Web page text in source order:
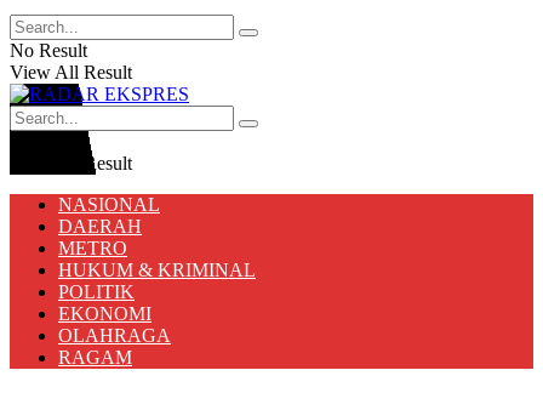
No Result
View All Result
View All Result
NASIONAL
DAERAH
METRO
HUKUM & KRIMINAL
POLITIK
EKONOMI
OLAHRAGA
RAGAM